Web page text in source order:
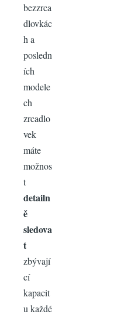
bezzrca
dlovkác
h a
posledn
ích
modele
ch
zrcadlo
vek
máte
možnos
t
detailn
ě
sledova
t
zbývají
cí
kapacit
u každé